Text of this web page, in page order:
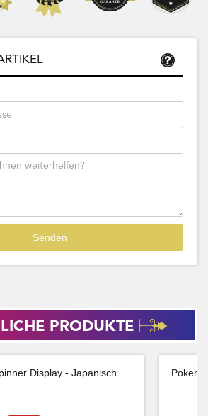
PRODUKTE
Display - Japanisch